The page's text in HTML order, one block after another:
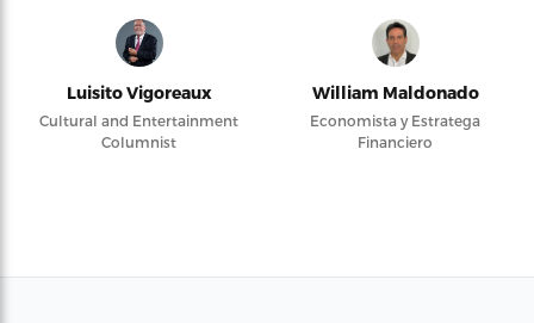
Luisito Vigoreaux
Cultural and Entertainment
Columnist
William Maldonado
Economista y Estratega
Financiero